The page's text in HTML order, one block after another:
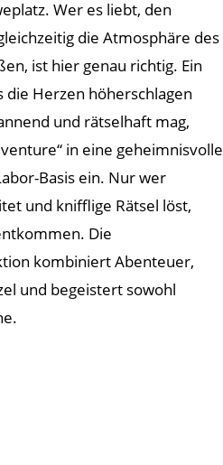
Wer es liebt, den
die Atmosphäre des
ist hier genau richtig. Ein
die Herzen höherschlagen
und rätselhaft mag,
in eine geheimnisvolle
Basis ein. Nur wer
und knifflige Rätsel löst,
Die
kombiniert Abenteuer,
und begeistert sowohl